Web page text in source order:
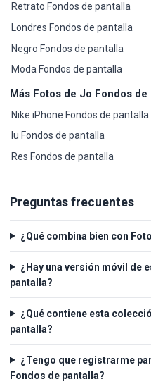
Retrato Fondos de pantalla
Londres Fondos de pantalla
Negro Fondos de pantalla
Moda Fondos de pantalla
Más Fotos de Jo Fondos de
Nike iPhone Fondos de pantalla
Iu Fondos de pantalla
Res Fondos de pantalla
Preguntas frecuentes
¿Qué combina bien con
¿Hay una versión móvil de
pantalla?
¿Qué contiene esta
pantalla?
¿Tengo que registrarme
Fondos de pantalla?